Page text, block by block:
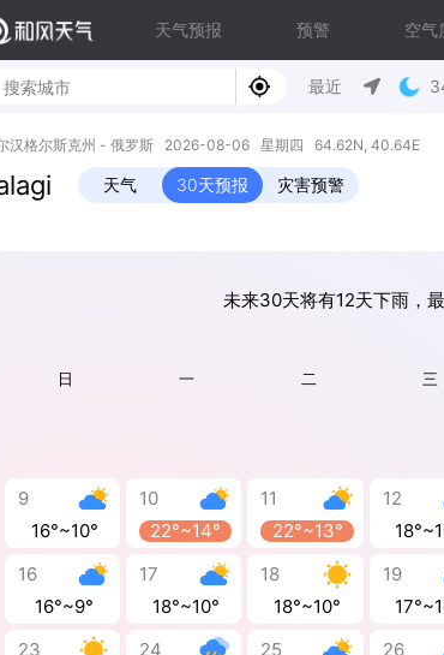
天气预报 预警 空气
最近
汉格尔斯克州 - 俄罗斯 2026-08-06 星期四 64.62N, 40.64E
天气 30天预报 灾害预警
未来30天将有12天下雨，
日 一 二 三
9
16°~10°
10
22°~14°
11
22°~13°
12
16
16°~9°
17
18°~10°
18
18°~10°
19
23
24
25
26